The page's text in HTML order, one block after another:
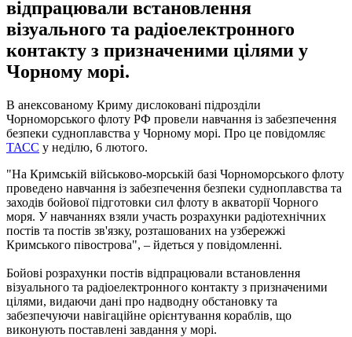
відпрацювали встановлення
візуального та радіоелектронного
контакту з призначеними цілями у
Чорному морі.
В анексованому Криму дислоковані підрозділи
Чорноморського флоту РФ провели навчання із забезпечення
безпеки судноплавства у Чорному морі. Про це повідомляє
ТАСС у неділю, 6 лютого.
"На Кримській військово-морській базі Чорноморського флоту
проведено навчання із забезпечення безпеки судноплавства та
заходів бойової підготовки сил флоту в акваторії Чорного
моря. У навчаннях взяли участь розрахунки радіотехнічних
постів та постів зв'язку, розташованих на узбережжі
Кримського півострова", – йдеться у повідомленні.
Бойові розрахунки постів відпрацювали встановлення
візуального та радіоелектронного контакту з призначеними
цілями, видаючи дані про надводну обстановку та
забезпечуючи навігаційне орієнтування кораблів, що
виконують поставлені завдання у морі.